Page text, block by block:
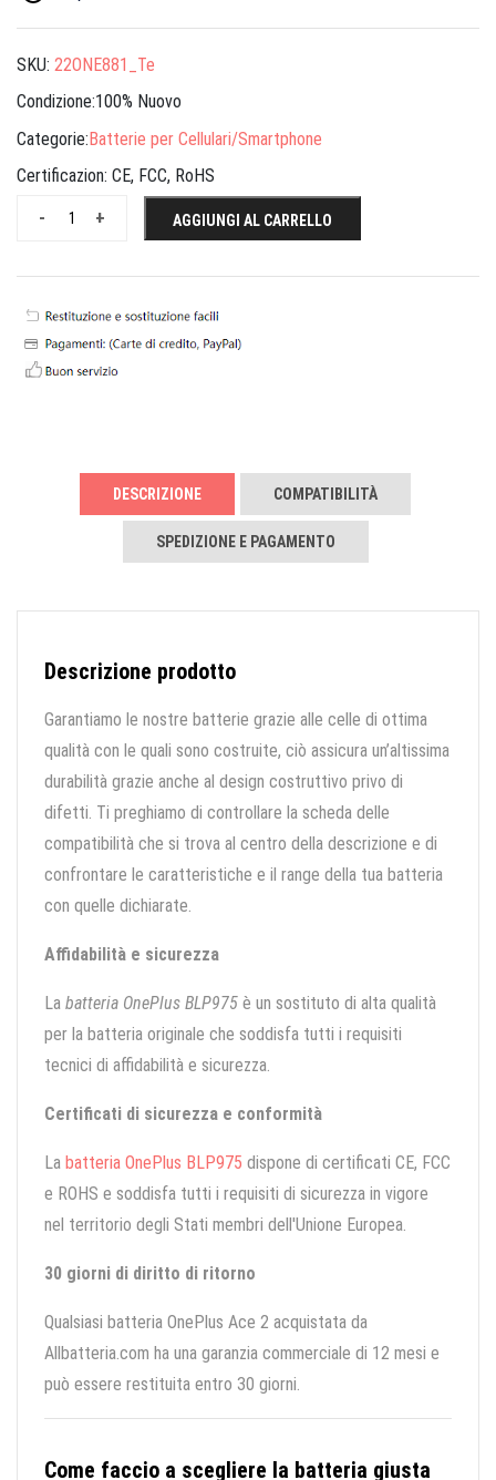
SKU: 22ONE881_Te
Condizione:100% Nuovo
Categorie:Batterie per Cellulari/Smartphone
Certificazion: CE, FCC, RoHS
+
- AGGIUNGI AL CARRELLO
DESCRIZIONE COMPATIBILITÀ
SPEDIZIONE E PAGAMENTO
Descrizione prodotto
Garantiamo le nostre batterie grazie alle celle di ottima
qualità con le quali sono costruite, ciò assicura un’altissima
durabilità grazie anche al design costruttivo privo di
difetti. Ti preghiamo di controllare la scheda delle
compatibilità che si trova al centro della descrizione e di
confrontare le caratteristiche e il range della tua batteria
con quelle dichiarate.
Affidabilità e sicurezza
La batteria OnePlus BLP975 è un sostituto di alta qualità
per la batteria originale che soddisfa tutti i requisiti
tecnici di affidabilità e sicurezza.
Certificati di sicurezza e conformità
La batteria OnePlus BLP975 dispone di certificati CE, FCC
e ROHS e soddisfa tutti i requisiti di sicurezza in vigore
nel territorio degli Stati membri dell'Unione Europea.
30 giorni di diritto di ritorno
Qualsiasi batteria OnePlus Ace 2 acquistata da
Allbatteria.com ha una garanzia commerciale di 12 mesi e
può essere restituita entro 30 giorni.
Come faccio a scegliere la batteria giusta